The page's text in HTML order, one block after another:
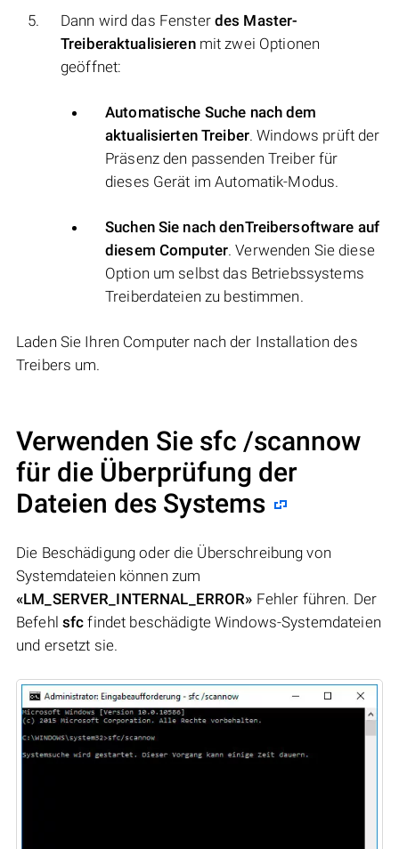
Dann wird das Fenster des Master-
Treiberaktualisierenmit zwei Optionen
geöffnet:
Automatische Suche nach dem
aktualisierten Treiber. Windows prüft der
Präsenz den passenden Treiber für
dieses Gerät im Automatik-Modus.
Suchen Sie nach denTreibersoftware auf
diesem Computer. Verwenden Sie diese
Option um selbst das Betriebssystems
Treiberdateien zu bestimmen.
Laden Sie Ihren Computer nach der Installation des
Treibers um.
Verwenden Sie sfc /scannow
für die Überprüfung der
Dateien des Systems
Die Beschädigung oder die Überschreibung von
Systemdateien können zum
«LM_SERVER_INTERNAL_ERROR» Fehler führen. Der
Befehl sfc findet beschädigte Windows-Systemdateien
und ersetzt sie.